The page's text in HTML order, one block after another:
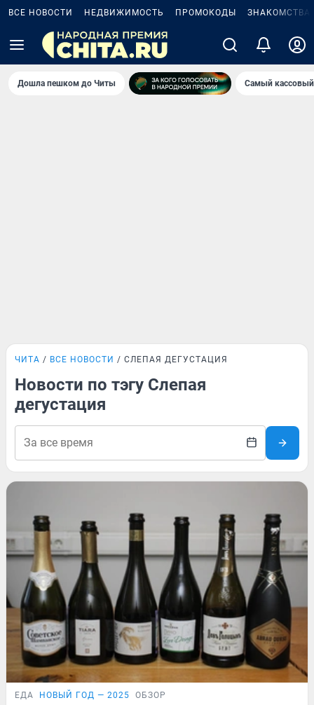
ВСЕ НОВОСТИ НЕДВИЖИМОСТЬ ПРОМОКОДЫ ЗНАКОМСТВА
Дошла пешком до Читы Самый
ЧИТА ВСЕ НОВОСТИ СЛЕПАЯ ДЕГУСТАЦИЯ
Новости по тэгу Слепая
дегустация
ЕДА НОВЫЙ ГОД — 2025 ОБЗОР